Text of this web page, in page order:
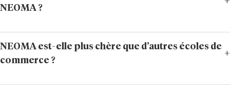
NEOMA ?
NEOMA est-elle plus chère que d’autres écoles de
commerce ?